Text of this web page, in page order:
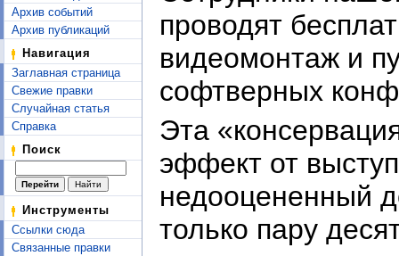
Архив событий
Архив публикаций
Навигация
Заглавная страница
Свежие правки
Случайная статья
Справка
Поиск
Инструменты
Ссылки сюда
Связанные правки
проводят
видеомонтаж и
софтверных
Эта
эффект от
недооцененный
только пару